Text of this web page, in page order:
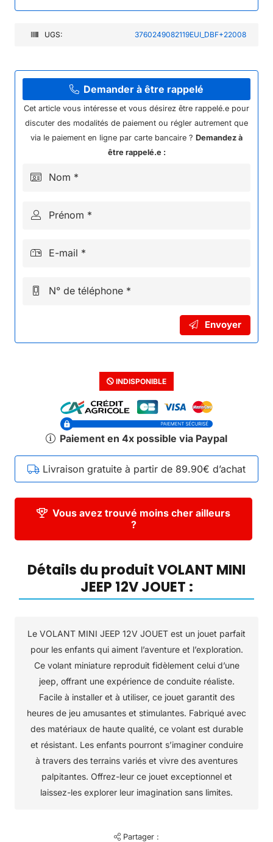
UGS: 3760249082119EUI_DBF+22008
Demander à être rappelé
Cet article vous intéresse et vous désirez être rappelé.e pour
discuter des modalités de paiement ou régler autrement que
via le paiement en ligne par carte bancaire ? Demandez à
être rappelé.e :
Nom *
Prénom *
E-mail *
N° de téléphone *
Envoyer
INDISPONIBLE
Paiement en 4x possible via Paypal
Livraison gratuite à partir de 89.90€ d’achat
Vous avez trouvé moins cher ailleurs
?
Détails du produit VOLANT MINI
JEEP 12V JOUET :
Le VOLANT MINI JEEP 12V JOUET est un jouet parfait
pour les enfants qui aiment l’aventure et l’exploration.
Ce volant miniature reproduit fidèlement celui d’une
jeep, offrant une expérience de conduite réaliste.
Facile à installer et à utiliser, ce jouet garantit des
heures de jeu amusantes et stimulantes. Fabriqué avec
des matériaux de haute qualité, ce volant est durable
et résistant. Les enfants pourront s’imaginer conduire
à travers des terrains variés et vivre des aventures
palpitantes. Offrez-leur ce jouet exceptionnel et
laissez-les explorer leur imagination sans limites.
Partager :